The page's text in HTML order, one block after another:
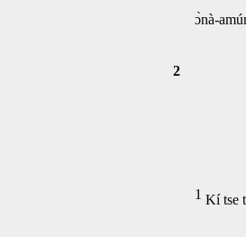
ɔ̀nà-
2
1 Kí tse